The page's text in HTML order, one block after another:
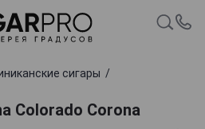
сигары
Colorado Corona